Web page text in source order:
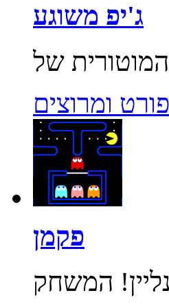
ג'יפ משוגע
ומרוצים
פקמן